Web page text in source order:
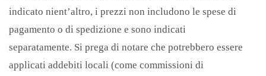
indicato nient’altro, i prezzi non includono le spese di
pagamento o di spedizione e sono indicati
separatamente. Si prega di notare che potrebbero essere
applicati addebiti locali (come commissioni di